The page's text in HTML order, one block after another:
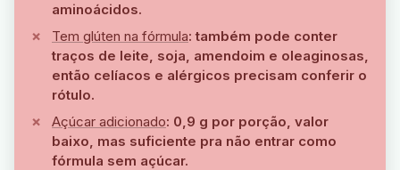
aminoácidos.
Tem glúten na fórmula: também pode conter
traços de leite, soja, amendoim e oleaginosas,
então celíacos e alérgicos precisam conferir o
rótulo.
Açúcar adicionado: 0,9 g por porção, valor
baixo, mas suficiente pra não entrar como
fórmula sem açúcar.